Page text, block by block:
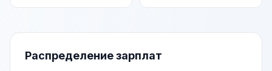
Распределение зарплат